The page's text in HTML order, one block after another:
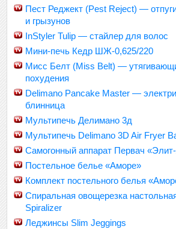
Пест Реджект (Pest Reject) —
и грызунов
InStyler Tulip — стайлер для волос
Мини-печь Кедр ШЖ-0,625/220
Мисс Белт (Miss Belt) —
похудения
Delimano Pancake Master —
блинница
Мультипечь Делимано 3д
Мультипечь Delimano 3D Air Fryer
Самогонный аппарат Первач
Постельное белье «Аморе»
Комплект постельного белья
Спиральная овощерезка
Spiralizer
Леджинсы Slim Jeggings